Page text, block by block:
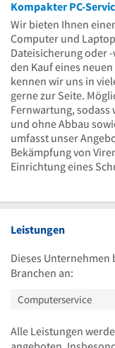
Kompakter PC-
Wir bieten Ihnen
Computer und
Dateisicherung oder
den Kauf eines neuen
kennen wir uns in
gerne zur Seite.
Fernwartung, sodass
und ohne Abbau
umfasst unser
Bekämpfung von
Einrichtung eines
Leistungen
Dieses
Branchen an:
Computerservice
Alle Leistungen